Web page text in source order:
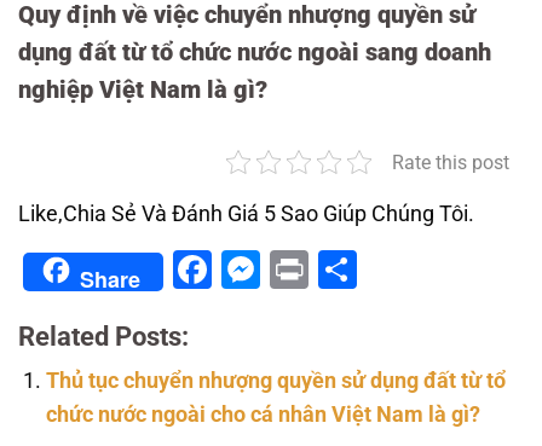
Quy định về việc chuyển nhượng quyền sử
dụng đất từ tổ chức nước ngoài sang doanh
nghiệp Việt Nam là gì?
Rate this post
Like,Chia Sẻ Và Đánh Giá 5 Sao Giúp Chúng Tôi.
Share Facebook
Messenger
Print
Related Posts:
Thủ tục chuyển nhượng quyền sử dụng đất từ tổ
chức nước ngoài cho cá nhân Việt Nam là gì?